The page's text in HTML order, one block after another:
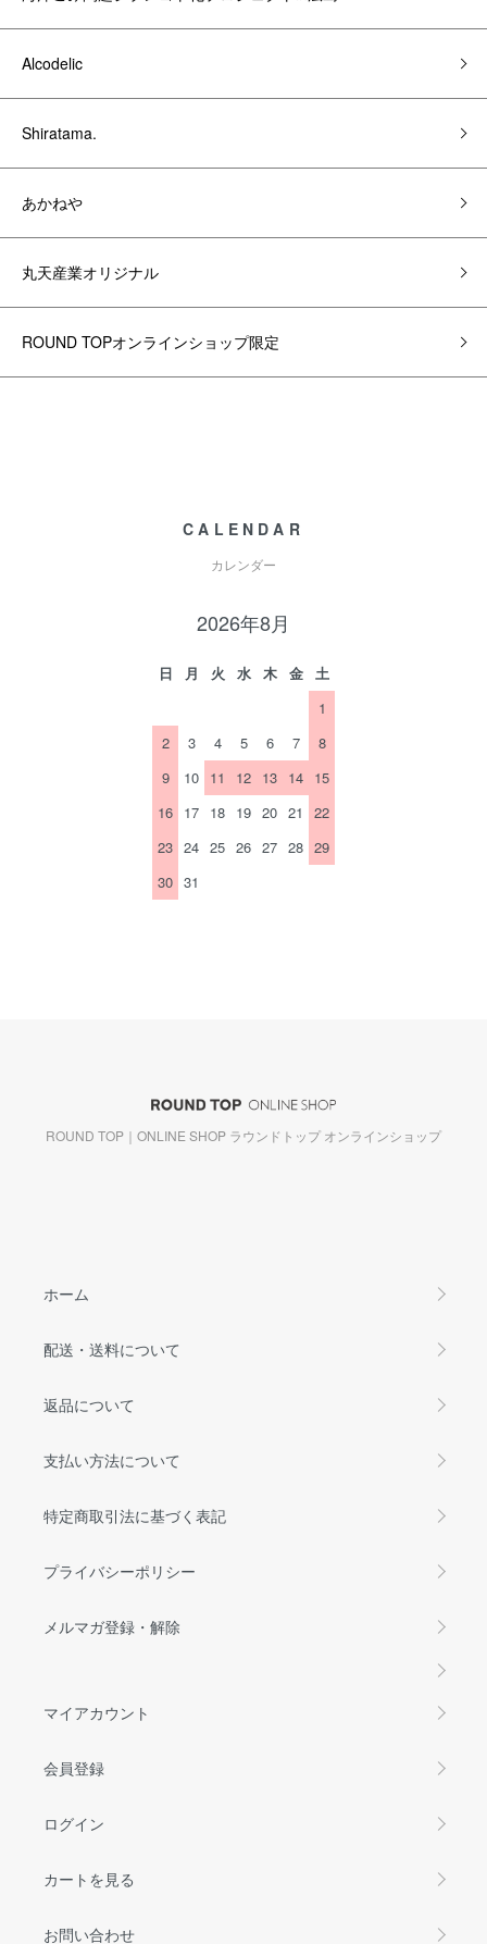
Alcodelic
Shiratama.
あかねや
丸天産業オリジナル
ROUND TOPオンラインショップ限定
CALENDAR
カレンダー
2026年8月
日 月 火 水 木 金
土
1
2
3 4 5 6 7
8
9
10 11 12 13 14 15
16 17 18 19 20 21
22
23 24 25 26 27 28 29
30 31
ROUND TOP｜ONLINE SHOP ラウンドトップ オンラインショップ
ホーム
配送・送料について
返品について
支払い方法について
特定商取引法に基づく表記
プライバシーポリシー
メルマガ登録・解除
マイアカウント
会員登録
ログイン
カートを見る
お問い合わせ